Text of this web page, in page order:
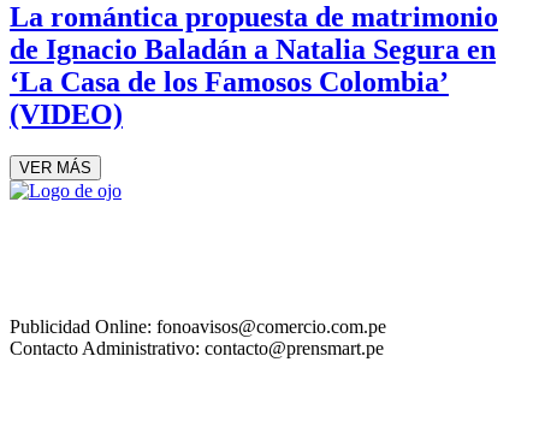
La romántica propuesta de matrimonio
de Ignacio Baladán a Natalia Segura en
‘La Casa de los Famosos Colombia’
(VIDEO)
VER MÁS
Publicidad Online: fonoavisos@comercio.com.pe
Contacto Administrativo: contacto@prensmart.pe